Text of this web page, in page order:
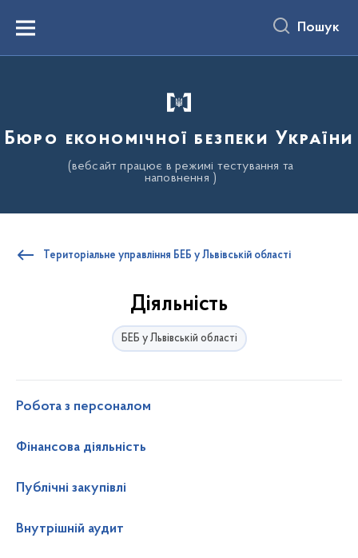
вмістуMenu Пошук
Бюро економічної безпеки України
(вебсайт працює в режимі тестування та
наповнення )
Територіальне управління БЕБ у Львівській області
Діяльність
БЕБ у Львівській області
Робота з персоналом
Фінансова діяльність
Публічні закупівлі
Внутрішній аудит